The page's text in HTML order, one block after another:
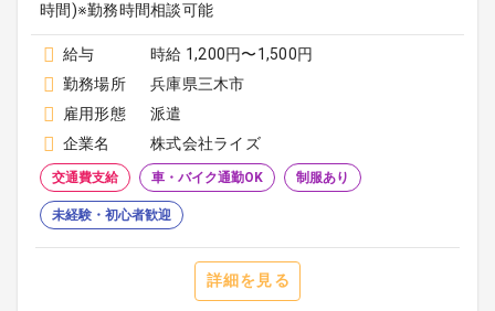
時間)※勤務時間相談可能
給与
時給 1,200円〜1,500円
勤務場所
兵庫県三木市
雇用形態
派遣
企業名
株式会社ライズ
交通費支給 車・バイク通勤OK 制服あり
未経験・初心者歓迎
詳細を見る